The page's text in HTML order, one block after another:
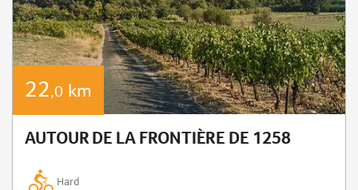
22,0 km
AUTOUR DE LA FRONTIÈRE DE 1258
Hard